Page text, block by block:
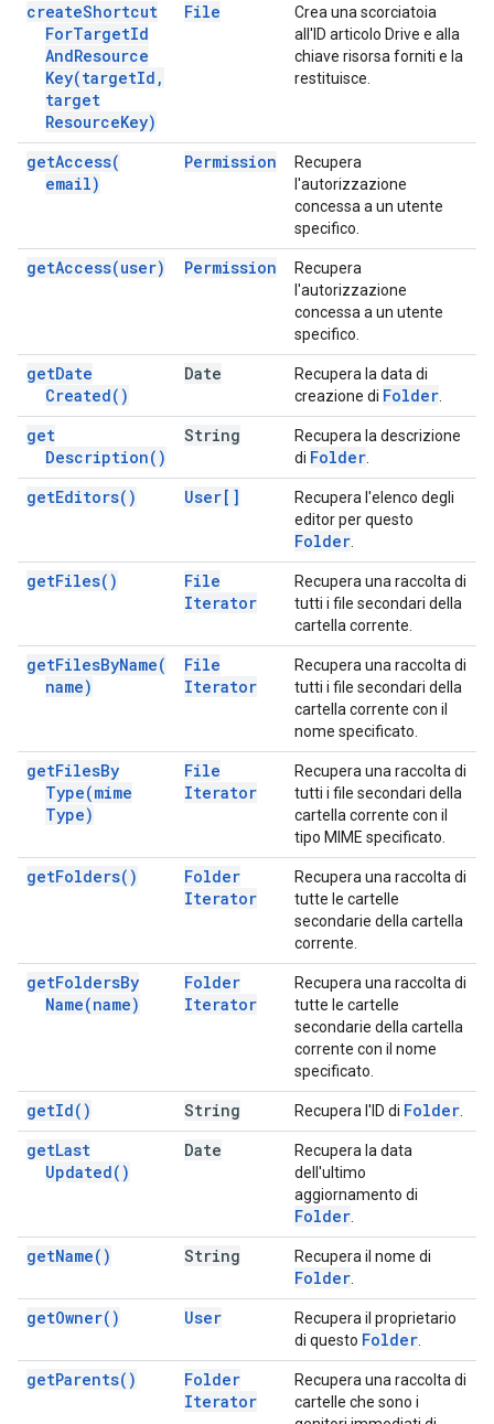
createShortcut
ForTargetId
AndResource
Key(targetId ,
target
ResourceKey)
File
Crea una scorciatoia
all'ID articolo Drive e alla
chiave risorsa forniti e la
restituisce.
getAccess(
email)
Permission
Recupera
l'autorizzazione
concessa a un utente
specifico.
getAccess(user) Permission
Recupera
l'autorizzazione
concessa a un utente
specifico.
getDate
Created( )
Date
Recupera la data di
creazione di Folder
get
Description( )
String
Recupera la descrizione
di Folder
getEditors( ) User[]
Recupera l'elenco degli
editor per questo
Folder
getFiles( )
File
Iterator
Recupera una raccolta di
tutti i file secondari della
cartella corrente.
getFilesByName(
name)
File
Iterator
Recupera una raccolta di
tutti i file secondari della
cartella corrente con il
nome specificato.
getFilesBy
Type(mime
Type)
File
Iterator
Recupera una raccolta di
tutti i file secondari della
cartella corrente con il
tipo MIME specificato.
getFolders( )
Folder
Iterator
Recupera una raccolta di
tutte le cartelle
secondarie della cartella
corrente.
getFoldersBy
Name(name)
Folder
Iterator
Recupera una raccolta di
tutte le cartelle
secondarie della cartella
corrente con il nome
specificato.
getId( ) String Recupera l'ID di Folder
getLast
Updated( )
Date
Recupera la data
dell'ultimo
aggiornamento di
Folder
getName( ) String Recupera il nome di
Folder
getOwner( ) User
Recupera il proprietario
di questo Folder
getParents( )
Folder
Iterator
Recupera una raccolta di
cartelle che sono i